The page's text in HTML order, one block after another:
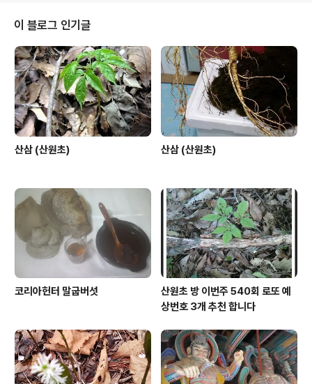
이 블로그 인기글
산삼 (산원초) 산삼 (산원초)
코리아헌터 말굽버섯
산원초 방 이번주 540회 로또 예
상번호 3개 추천 합니다